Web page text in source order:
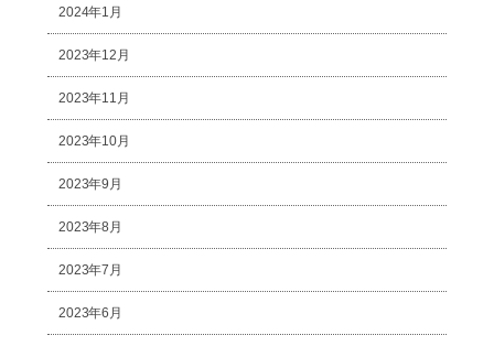
2024年1月
2023年12月
2023年11月
2023年10月
2023年9月
2023年8月
2023年7月
2023年6月